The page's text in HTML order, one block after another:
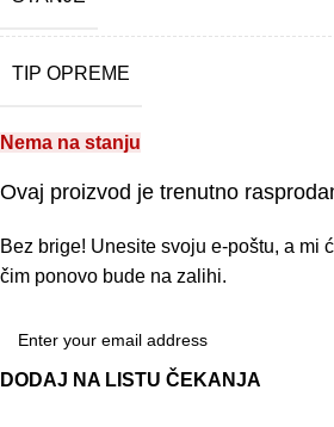
TIP OPREME
Nema na stanju
Ovaj proizvod je trenutno
Bez brige! Unesite svoju e-poštu, a mi
čim ponovo bude na zalihi.
DODAJ NA LISTU ČEKANJA